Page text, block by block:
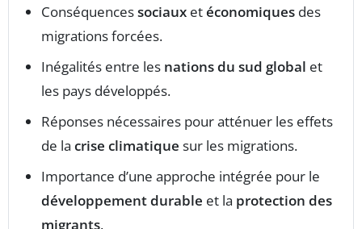
Conséquencessociaux etéconomiques des
migrations forcées.
Inégalités entre les nations du sud global et
les pays développés.
Réponses nécessaires pour atténuer les effets
de la crise climatique sur les migrations.
Importance d’une approche intégrée pour le
développement durable et la protection des
migrants.